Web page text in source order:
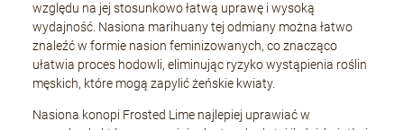
względu na jej stosunkowo łatwą uprawę i wysoką
wydajność. Nasiona marihuany tej odmiany można łatwo
znaleźć w formie nasion feminizowanych, co znacząco
ułatwia proces hodowli, eliminując ryzyko wystąpienia roślin
męskich, które mogą zapylić żeńskie kwiaty.
Nasiona konopi Frosted Lime najlepiej uprawiać w